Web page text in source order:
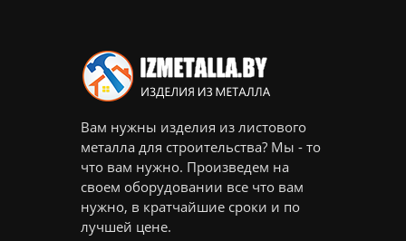
Вам нужны изделия из листового
металла для строительства? Мы - то
что вам нужно. Произведем на
своем оборудовании все что вам
нужно, в кратчайшие сроки и по
лучшей цене.